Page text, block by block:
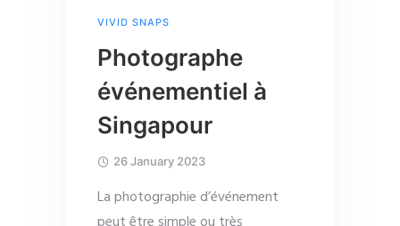
VIVID SNAPS
Photographe
événementiel à
Singapour
26 January 2023
La photographie d’événement